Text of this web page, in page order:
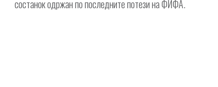
состанок одржан по последните потези на ФИФА.